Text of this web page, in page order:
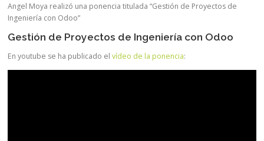
Angel Moya realizó una ponencia titulada “Gestión de Proyectos de
Ingeniería con Odoo”
Gestión de Proyectos de Ingeniería con Odoo
En youtube se ha publicado elvídeo de la ponencia: